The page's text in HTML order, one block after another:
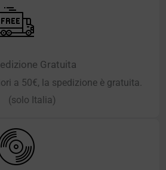
Gratuita
a 50€, la spedizione è gratuita.
(solo Italia)